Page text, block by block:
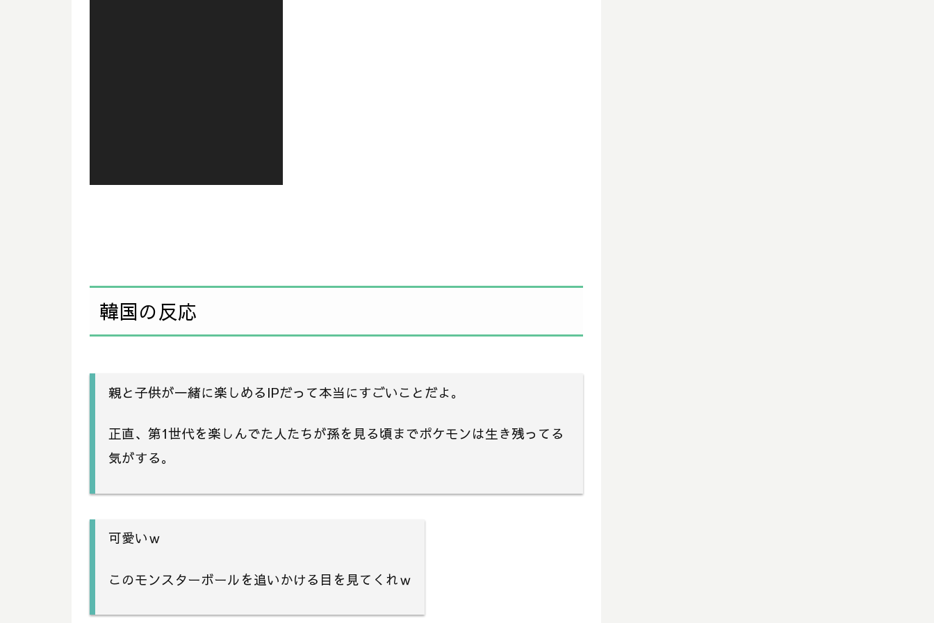
韓国の反応
親と子供が一緒に楽しめるIPだって本当にすごいことだよ。
正直、第1世代を楽しんでた人たちが孫を見る頃までポケモンは生き残ってる
気がする。
可愛いｗ
このモンスターボールを追いかける目を見てくれｗ